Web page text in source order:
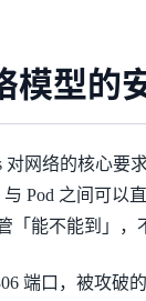
模型的
对网络的核心要
Pod 之间可以
「能不能到」，
端口，被攻破